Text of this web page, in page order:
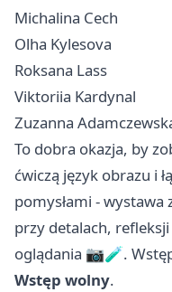
Michalina Cech
Olha Kylesova
Roksana Lass
Viktoriia Kardynal
Zuzanna
To dobra okazja, by
ćwiczą język obrazu i
pomysłami - wystawa
przy detalach,
oglądania 📷🧪.
Wstęp wolny.